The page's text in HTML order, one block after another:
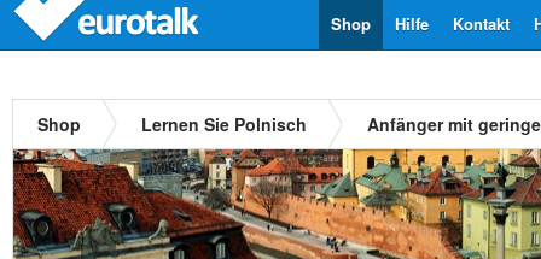
Kontakt
Hilfe
Shop
Shop Lernen Sie Polnisch Anfänger mit